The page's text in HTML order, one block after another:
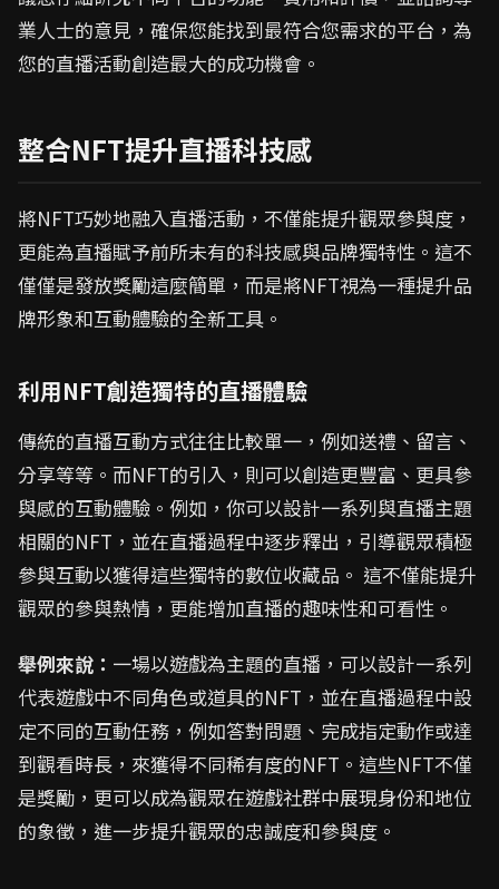
業人士的意見，確保您能找到最符合您需求的平台，為
您的直播活動創造最大的成功機會。
整合NFT提升直播科技感
將NFT巧妙地融入直播活動，不僅能提升觀眾參與度，
更能為直播賦予前所未有的科技感與品牌獨特性。這不
僅僅是發放獎勵這麼簡單，而是將NFT視為一種提升品
牌形象和互動體驗的全新工具。
利用NFT創造獨特的直播體驗
傳統的直播互動方式往往比較單一，例如送禮、留言、
分享等等。而NFT的引入，則可以創造更豐富、更具參
與感的互動體驗。例如，你可以設計一系列與直播主題
相關的NFT，並在直播過程中逐步釋出，引導觀眾積極
參與互動以獲得這些獨特的數位收藏品。 這不僅能提升
觀眾的參與熱情，更能增加直播的趣味性和可看性。
舉例來說： 一場以遊戲為主題的直播，可以設計一系列
代表遊戲中不同角色或道具的NFT，並在直播過程中設
定不同的互動任務，例如答對問題、完成指定動作或達
到觀看時長，來獲得不同稀有度的NFT。這些NFT不僅
是獎勵，更可以成為觀眾在遊戲社群中展現身份和地位
的象徵，進一步提升觀眾的忠誠度和參與度。